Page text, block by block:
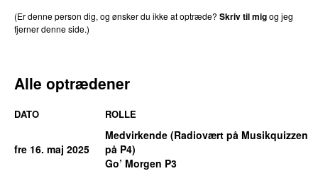
(Er denne person dig, og ønsker du ikke at optræde? Skriv til migog jeg
fjerner denne side.)
Alle optrædener
DATO ROLLE
fre 16. maj 2025
Medvirkende (Radiovært på Musikquizzen
på P4)
Go’ Morgen P3